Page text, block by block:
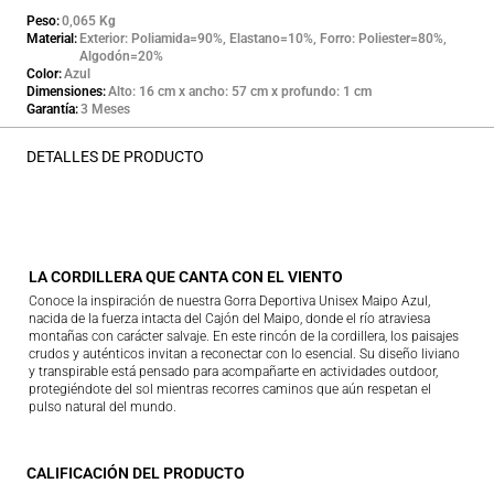
Peso 0,065 Kg
Material
Exterior: Poliamida=90%, Elastano=10%, Forro: Poliester=80%,
Algodón=20%
Color Azul
Dimensiones Alto: 16 cm x ancho: 57 cm x profundo: 1 cm
Garantía 3 Meses
DETALLES DE PRODUCTO
LA CORDILLERA QUE CANTA CON EL VIENTO
Conoce la inspiración de nuestra Gorra Deportiva Unisex Maipo Azul,
nacida de la fuerza intacta del Cajón del Maipo, donde el río atraviesa
montañas con carácter salvaje. En este rincón de la cordillera, los paisajes
crudos y auténticos invitan a reconectar con lo esencial. Su diseño liviano
y transpirable está pensado para acompañarte en actividades outdoor,
protegiéndote del sol mientras recorres caminos que aún respetan el
pulso natural del mundo.
CALIFICACIÓN DEL PRODUCTO